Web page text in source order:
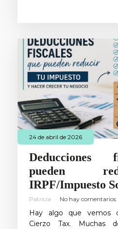
24 de abril de 2026
Deducciones
pueden
IRPF/Impuesto
Patricia No hay comentarios
Hay algo que vemos
Cierzo Tax. Muchas